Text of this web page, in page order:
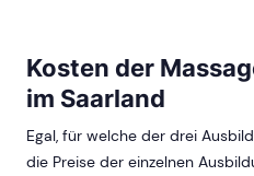
Kosten der
im Saarland
Egal, für welche der drei
die Preise der einzelnen